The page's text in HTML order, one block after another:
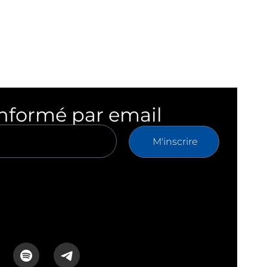
par email
M'inscrire